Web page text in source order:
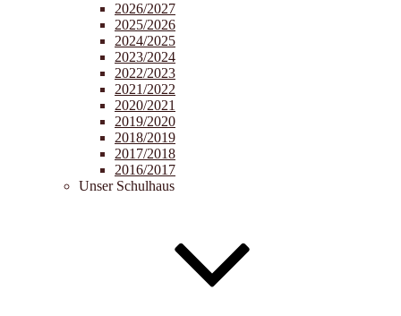
2026/2027
2025/2026
2024/2025
2023/2024
2022/2023
2021/2022
2020/2021
2019/2020
2018/2019
2017/2018
2016/2017
Unser Schulhaus